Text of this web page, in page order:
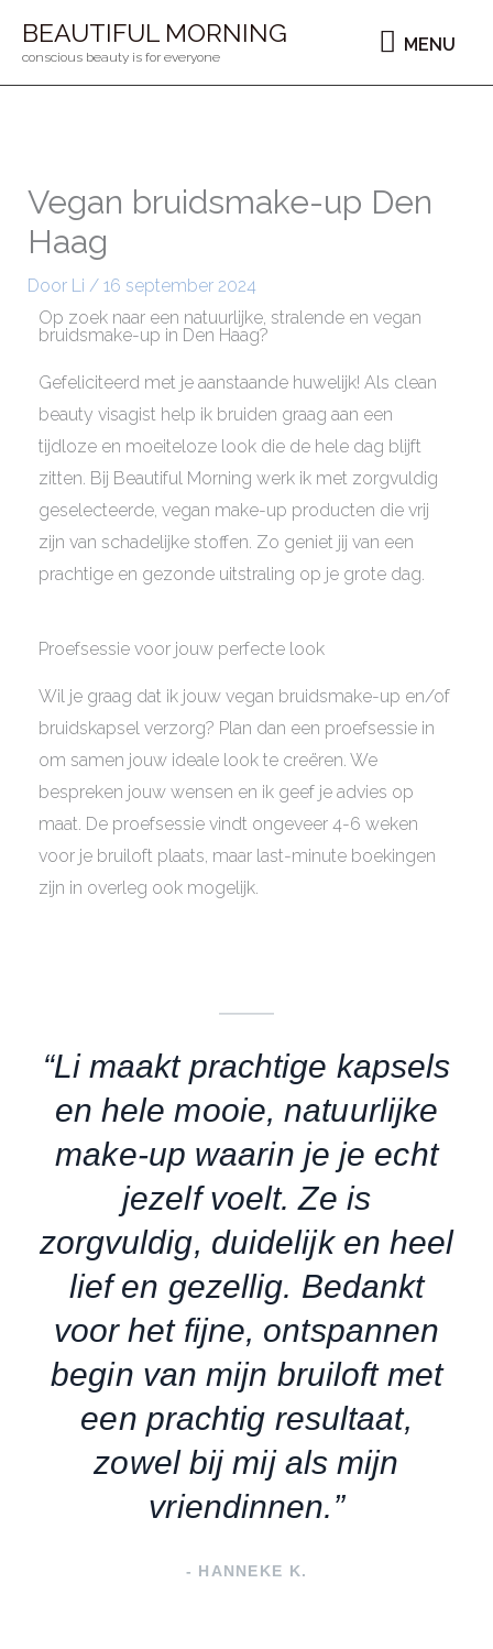
naarBEAUTIFUL MORNING
conscious beauty is for everyone
MENU
MENU
Vegan bruidsmake-up Den
Haag
Door Li / 16 september 2024
Op zoek naar een natuurlijke, stralende en vegan
bruidsmake-up in Den Haag?
Gefeliciteerd met je aanstaande huwelijk! Als clean
beauty visagist help ik bruiden graag aan een
tijdloze en moeiteloze look die de hele dag blijft
zitten. Bij Beautiful Morning werk ik met zorgvuldig
geselecteerde, vegan make-up producten die vrij
zijn van schadelijke stoffen. Zo geniet jij van een
prachtige en gezonde uitstraling op je grote dag.
Proefsessie voor jouw perfecte look
Wil je graag dat ik jouw vegan bruidsmake-up en/of
bruidskapsel verzorg? Plan dan een proefsessie in
om samen jouw ideale look te creëren. We
bespreken jouw wensen en ik geef je advies op
maat. De proefsessie vindt ongeveer 4-6 weken
voor je bruiloft plaats, maar last-minute boekingen
zijn in overleg ook mogelijk.
“Li maakt prachtige kapsels
en hele mooie, natuurlijke
make-up waarin je je echt
jezelf voelt. Ze is
zorgvuldig, duidelijk en heel
lief en gezellig. Bedankt
voor het fijne, ontspannen
begin van mijn bruiloft met
een prachtig resultaat,
zowel bij mij als mijn
vriendinnen.”
- HANNEKE K.